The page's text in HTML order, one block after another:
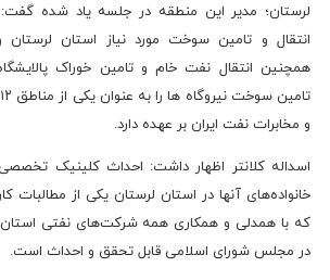
لرستان؛ مدیر این منطقه در جلسه یاد شده
انتقال و تامین سوخت مورد نیاز استان
همچنین انتقال نفت خام و تامین خوراک
و مخابرات نفت ایران بر عهده دارد.
اسداله کلانتر اظهار داشت: احداث کلینیک
خانواده‌های آنها در استان لرستان یکی از
که با همدلی و همکاری همه شرکت‌های نفتی استان
در مجلس شورای اسلامی قابل تحقق و احداث است.